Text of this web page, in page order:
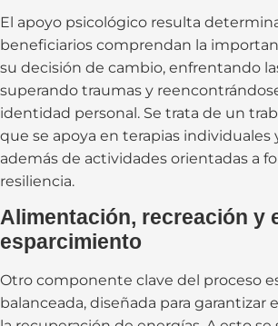
El apoyo psicológico resulta
beneficiarios comprendan la
su decisión de cambio, enfrentando
superando traumas y
identidad personal. Se trata de un
que se apoya en terapias individuales
además de actividades orientadas a
resiliencia.
Alimentación, recreación y
esparcimiento
Otro componente clave del proceso
balanceada, diseñada para garantizar